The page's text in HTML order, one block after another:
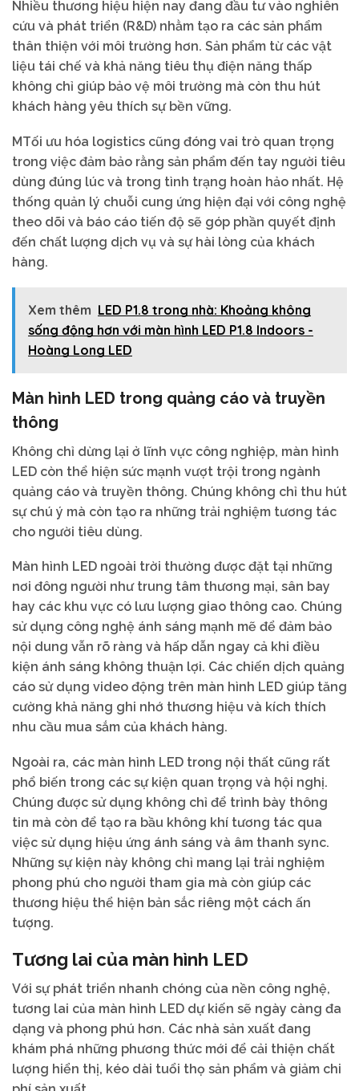
Nhiều thương hiệu hiện nay đang đầu tư vào nghiên
cứu và phát triển (R&D) nhằm tạo ra các sản phẩm
thân thiện với môi trường hơn. Sản phẩm từ các vật
liệu tái chế và khả năng tiêu thụ điện năng thấp
không chỉ giúp bảo vệ môi trường mà còn thu hút
khách hàng yêu thích sự bền vững.
MTối ưu hóa logistics cũng đóng vai trò quan trọng
trong việc đảm bảo rằng sản phẩm đến tay người tiêu
dùng đúng lúc và trong tình trạng hoàn hảo nhất. Hệ
thống quản lý chuỗi cung ứng hiện đại với công nghệ
theo dõi và báo cáo tiến độ sẽ góp phần quyết định
đến chất lượng dịch vụ và sự hài lòng của khách
hàng.
Xem thêm LED P1.8 trong nhà: Khoảng không
sống động hơn với màn hình LED P1.8 Indoors -
Hoàng Long LED
Màn hình LED trong quảng cáo và truyền
thông
Không chỉ dừng lại ở lĩnh vực công nghiệp, màn hình
LED còn thể hiện sức mạnh vượt trội trong ngành
quảng cáo và truyền thông. Chúng không chỉ thu hút
sự chú ý mà còn tạo ra những trải nghiệm tương tác
cho người tiêu dùng.
Màn hình LED ngoài trời thường được đặt tại những
nơi đông người như trung tâm thương mại, sân bay
hay các khu vực có lưu lượng giao thông cao. Chúng
sử dụng công nghệ ánh sáng mạnh mẽ để đảm bảo
nội dung vẫn rõ ràng và hấp dẫn ngay cả khi điều
kiện ánh sáng không thuận lợi. Các chiến dịch quảng
cáo sử dụng video động trên màn hình LED giúp tăng
cường khả năng ghi nhớ thương hiệu và kích thích
nhu cầu mua sắm của khách hàng.
Ngoài ra, các màn hình LED trong nội thất cũng rất
phổ biến trong các sự kiện quan trọng và hội nghị.
Chúng được sử dụng không chỉ để trình bày thông
tin mà còn để tạo ra bầu không khí tương tác qua
việc sử dụng hiệu ứng ánh sáng và âm thanh sync.
Những sự kiện này không chỉ mang lại trải nghiệm
phong phú cho người tham gia mà còn giúp các
thương hiệu thể hiện bản sắc riêng một cách ấn
tượng.
Tương lai của màn hình LED
Với sự phát triển nhanh chóng của nền công nghệ,
tương lai của màn hình LED dự kiến sẽ ngày càng đa
dạng và phong phú hơn. Các nhà sản xuất đang
khám phá những phương thức mới để cải thiện chất
lượng hiển thị, kéo dài tuổi thọ sản phẩm và giảm chi